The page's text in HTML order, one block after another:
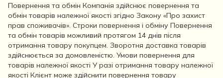
Повернення та обмін Компанія здійснює повернення та
обмін товарів належної якості згідно Закону «Про захист
прав споживачів». Строки повернення і обміну Повернення
та обмін товарів можливий протягом 14 днів після
отримання товару покупцем. Зворотня доставка товарів
здійснюється за домовленістю. Умови повернення для
товарів належної якості У разі отримання товару належної
якості Клієнт може здійснити повернення товару